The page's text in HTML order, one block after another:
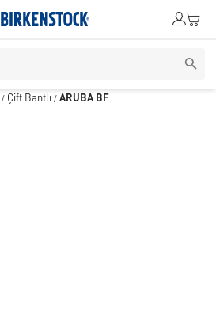
/ Çift Bantlı / ARUBA BF